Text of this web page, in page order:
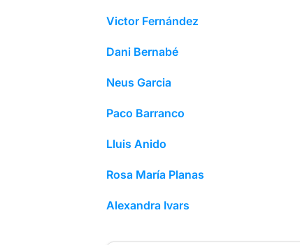
Victor Fernández
Dani Bernabé
Neus Garcia
Paco Barranco
Lluis Anido
Rosa María Planas
Alexandra Ivars